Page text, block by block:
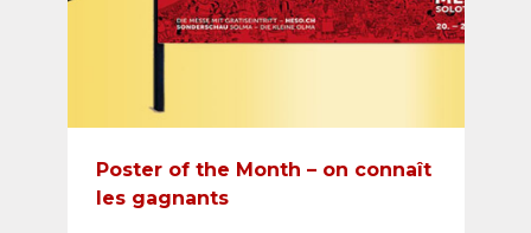
Poster of the Month – on connaît
les gagnants